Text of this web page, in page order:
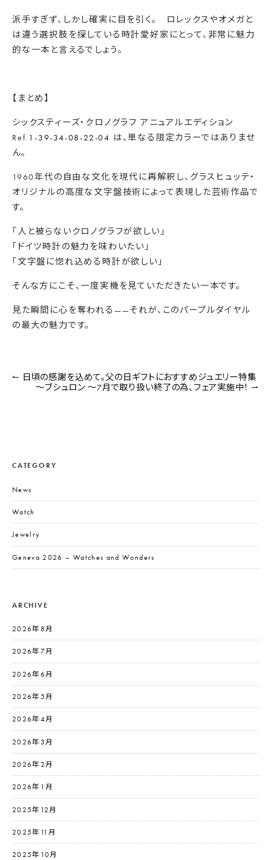
派手すぎず、しかし確実に目を引く。 ロレックスやオメガと
は違う選択肢を探している時計愛好家にとって、非常に魅力
的な一本と言えるでしょう。
【まとめ】
シックスティーズ・クロノグラフ アニュアルエディション
Ref. 1-39-34-08-22-04 は、単なる限定カラーではありませ
ん。
1960年代の自由な文化を現代に再解釈し、グラスヒュッテ・
オリジナルの高度な文字盤技術によって表現した芸術作品で
す。
「人と被らないクロノグラフが欲しい」
「ドイツ時計の魅力を味わいたい」
「文字盤に惚れ込める時計が欲しい」
そんな方にこそ、一度実機を見ていただきたい一本です。
見た瞬間に心を奪われる——それが、このパープルダイヤル
の最大の魅力です。
投
稿
ン
↼ 日頃の感謝を込めて。父の日ギフトにおすすめジュエリー特集
〜ブシュロン 〜7月で取り扱い終了の為、フェア実施中！ ⇀
CATEGORY
News
Watch
Jewelry
Geneva 2026 – Watches and Wonders
ARCHIVE
2026年8月
2026年7月
2026年6月
2026年5月
2026年4月
2026年3月
2026年2月
2026年1月
2025年12月
2025年11月
2025年10月